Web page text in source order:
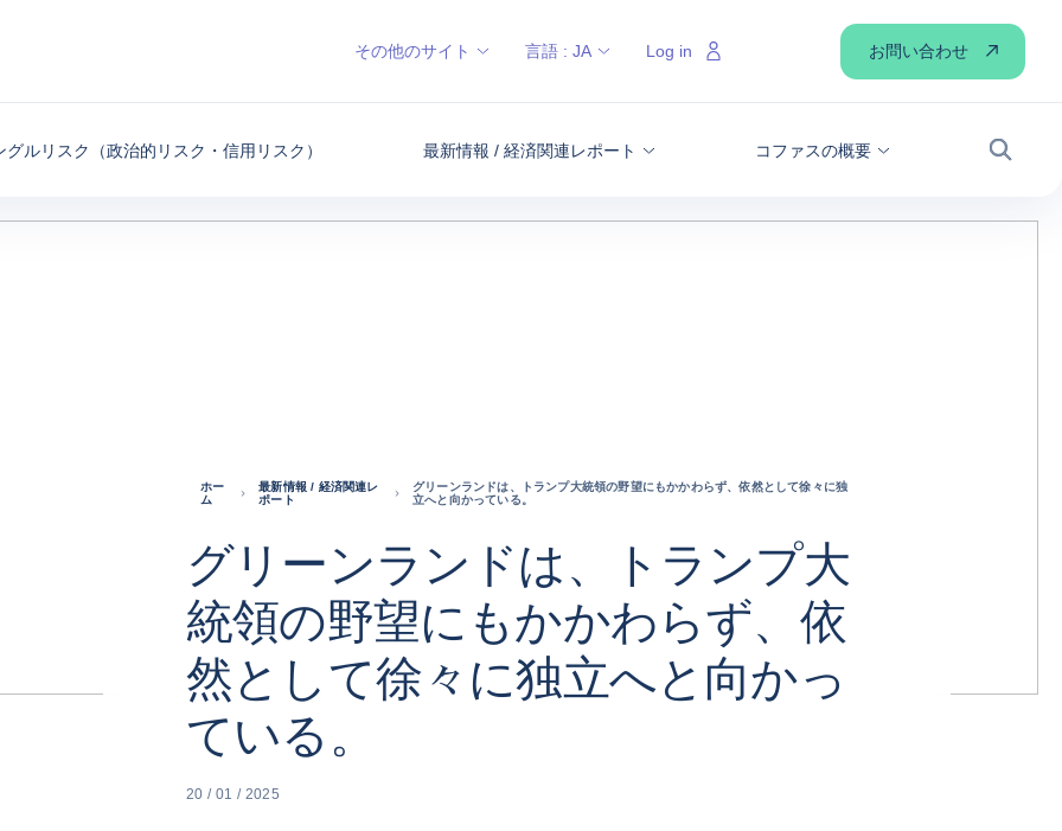
グルリスク（政治的リスク・信用リスク） 最新情報 / 経済関連レポート コファスの概要
検索
その他のサイト 言語 : JA Log in お問い合わせ
ホー
ム
最新情報 / 経済関連レ
ポート
グリーンランドは、トランプ大統領の野望にもかかわらず、依然として徐々に独
立へと向かっている。
グリーンランドは、トランプ大
統領の野望にもかかわらず、依
然として徐々に独立へと向かっ
ている。
20 / 01 / 2025